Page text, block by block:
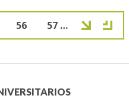
Page
56 Page
57 …
Siguiente página
Última página